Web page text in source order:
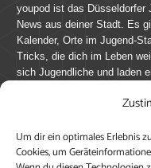
Um dir ein optimales Erlebnis
Cookies, um
youpod ist das Düsseldorfer
News aus deiner Stadt. Es
Kalender, Orte im Jugend-
Tricks, die dich im Leben
sich Jugendliche und laden
Mach mit bei
youpod.de lebt von
journalistische Erfahrung,